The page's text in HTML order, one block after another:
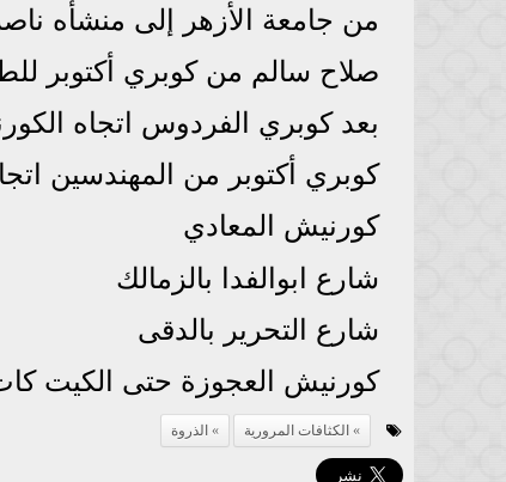
من جامعة الأزهر إلى منشأه
صلاح سالم من كوبري أكتوبر
بعد كوبري الفردوس اتجاه
كوبري أكتوبر من المهندسين
كورنيش المعادي
شارع ابوالفدا بالزمالك
شارع التحرير بالدقى
كورنيش العجوزة حتى الكيت
الكثافات المرورية الذروة